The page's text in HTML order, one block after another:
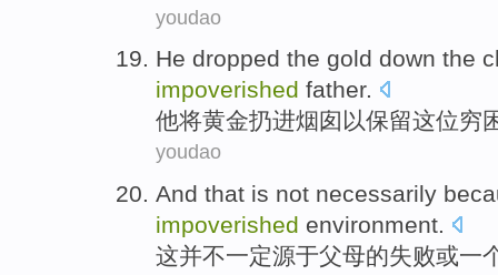
youdao
He dropped the gold down the
impoverished father.
他将黄金扔进烟囱 以保留这位穷
youdao
And that is not necessarily
impoverished environment.
这并不一定源于父母的失败或一